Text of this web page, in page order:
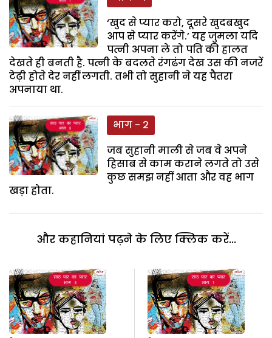
‘खुद से प्यार करो, दूसरे खुदबखुद
आप से प्यार करेंगे.’ यह जुमला यदि
पत्नी अपना ले तो पति की हालत
देखते ही बनती है. पत्नी के बदलते रंगढंग देख उस की नजरें
टेढ़ी होते देर नहीं लगती. तभी तो सुहानी ने यह पैतरा
अपनाया था.
भाग - 2
जब सुहानी माली से जब वे अपने
हिसाब से काम कराने लगते तो उसे
कुछ समझ नहीं आता और वह भाग
खड़ा होता.
और कहानियां पढ़ने के लिए क्लिक करें...